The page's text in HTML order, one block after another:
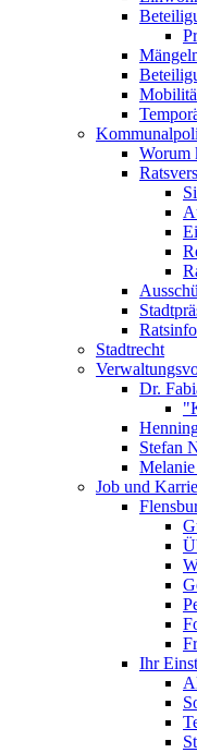
Worum
Stadtrecht
Dr.
Stefan
Job und
Ihr